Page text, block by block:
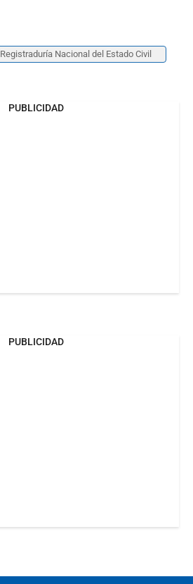
Registraduría Nacional del Estado Civil
PUBLICIDAD
PUBLICIDAD